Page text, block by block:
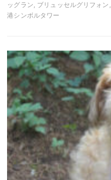
ッグラン, ブリュッセルグリフォ
港シンボルタワー